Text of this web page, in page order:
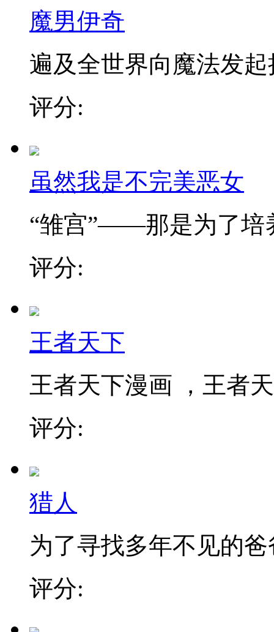
魔男伊奇
遍及全世界向魔法发起
评分:
虽然我是不完美恶女
“雏宫”——那是为了培
评分:
王者天下
王者天下漫画 ，王者
评分:
猎人
为了寻找多年不见的爸
评分: